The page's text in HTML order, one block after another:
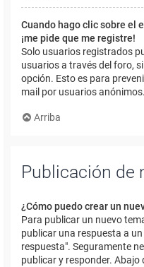
Cuando hago clic sobre el
¡me pide que me registre!
Solo usuarios registrados
usuarios a través del foro,
opción. Esto es para
mail por usuarios anónimos.
Arriba
Publicación de
¿Cómo puedo crear un
Para publicar un nuevo
publicar una respuesta a
respuesta". Seguramente
publicar y responder.